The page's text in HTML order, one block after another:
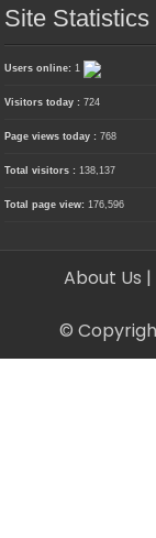
Site Statistics
Users online:1
Visitors today :724
Page views today :768
Total visitors :138,137
Total page view:176,596
About Us |
©